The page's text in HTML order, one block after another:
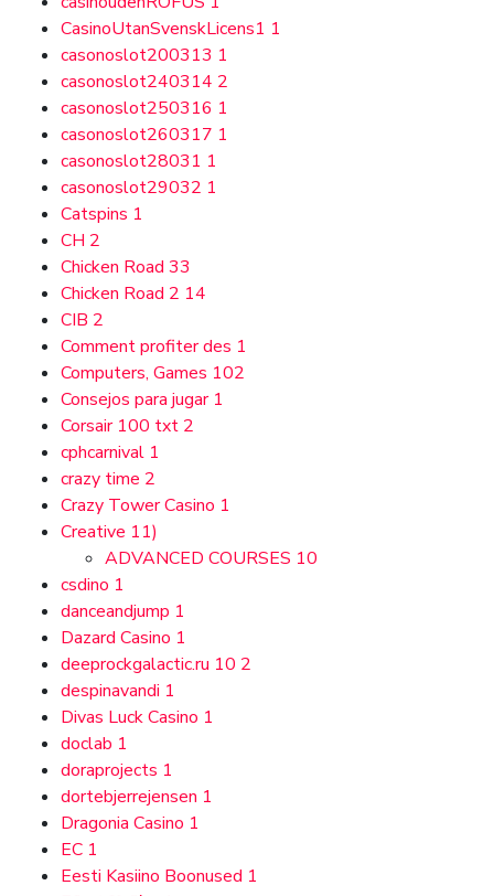
CasinoUtanSvenskLicens1 1
casonoslot200313 1
casonoslot240314 2
casonoslot250316 1
casonoslot260317 1
casonoslot28031 1
casonoslot29032 1
Catspins 1
CH 2
Chicken Road 33
Chicken Road 2 14
CIB 2
Comment profiter des 1
Computers, Games 102
Consejos para jugar 1
Corsair 100 txt 2
cphcarnival 1
crazy time 2
Crazy Tower Сasino 1
Creative 11)
ADVANCED COURSES 10
csdino 1
danceandjump 1
Dazard Casino 1
deeprockgalactic.ru 10 2
despinavandi 1
Divas Luck Casino 1
doclab 1
doraprojects 1
dortebjerrejensen 1
Dragonia Casino 1
EC 1
Eesti Kasiino Boonused 1